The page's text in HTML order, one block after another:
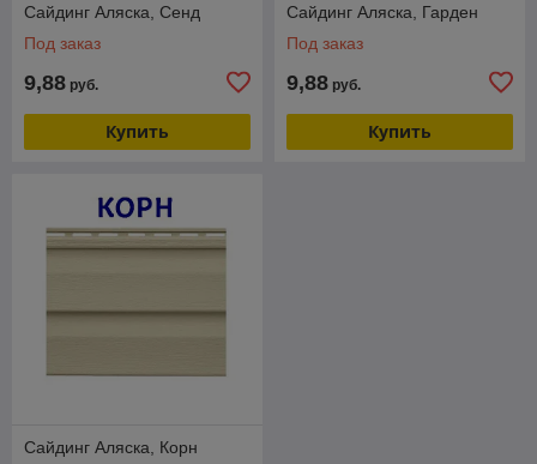
Сайдинг Аляска, Сенд
Под заказ
9,88 руб.
Купить
Сайдинг Аляска, Гарден
Под заказ
9,88 руб.
Купить
Сайдинг Аляска, Корн